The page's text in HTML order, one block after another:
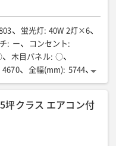
蛍光灯: 40W 2灯×6
: ー コンセント :
木目パネル: ○
4670 全幅(mm): 5744
床面積(m2):
坪クラス エアコン付